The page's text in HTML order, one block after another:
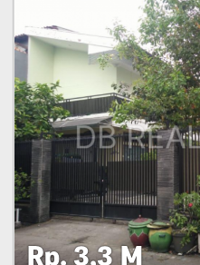
Rp. 3,3 M